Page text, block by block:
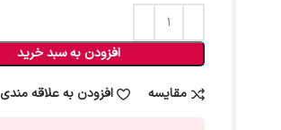
افزودن به سبد خرید
مقایسه افزودن به علاقه مندی